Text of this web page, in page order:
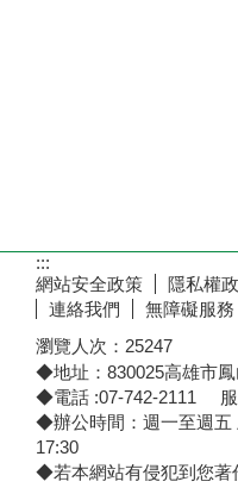
:::
網站安全政策
隱私權
連絡我們
無障礙服務
瀏覽人次： 25247
◆地址：830025高雄市
◆電話 :07-742-2111 服
◆辦公時間：週一至週
17:30
◆若本網站有侵犯到您著